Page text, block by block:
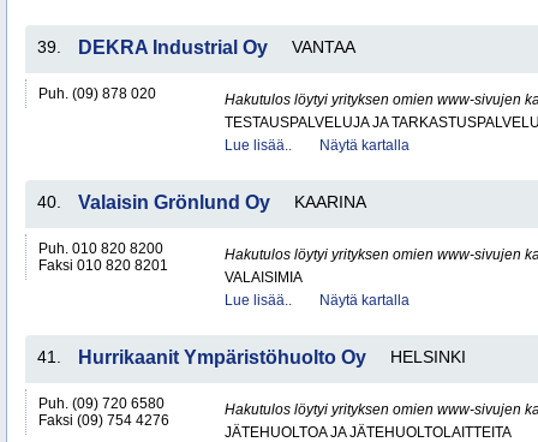
39. DEKRA Industrial Oy VANTAA
Puh. (09) 878 020
Hakutulos löytyi yrityksen omien www-sivujen
TESTAUSPALVELUJA JA
Lue lisää..
Näytä kartalla
40. Valaisin Grönlund Oy KAARINA
Puh. 010 820 8200
Faksi 010 820 8201
Hakutulos löytyi yrityksen omien www-sivujen
VALAISIMIA
Lue lisää..
Näytä kartalla
41. Hurrikaanit Ympäristöhuolto Oy HELSINKI
Puh. (09) 720 6580
Faksi (09) 754 4276
Hakutulos löytyi yrityksen omien www-sivujen
JÄTEHUOLTOA JA JÄTEHUOLTOLAITTEITA